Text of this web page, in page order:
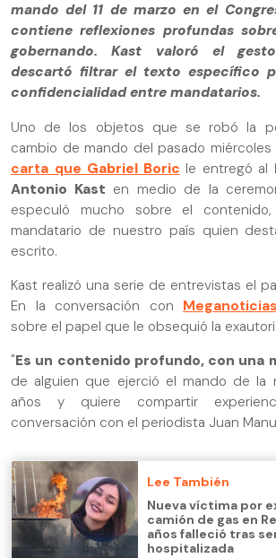
mando del 11 de marzo en el
contiene reflexiones profundas
gobernando. Kast valoró el
descartó filtrar el texto específico
confidencialidad entre mandatarios.
Uno de los objetos que se robó la
cambio de mando del pasado miércoles
carta que Gabriel Boric le entregó al
Antonio Kast en medio de la
especuló mucho sobre el
mandatario de nuestro país quien
escrito.
Kast realizó una serie de entrevistas el
En la conversación con Meganoticias
sobre el papel que le obsequió la
"Es un contenido profundo, con una
de alguien que ejerció el mando de la
años y quiere compartir
conversación con el periodista Juan
Lee También
Nueva víctima por
camión de gas en
años falleció tras
hospitalizada